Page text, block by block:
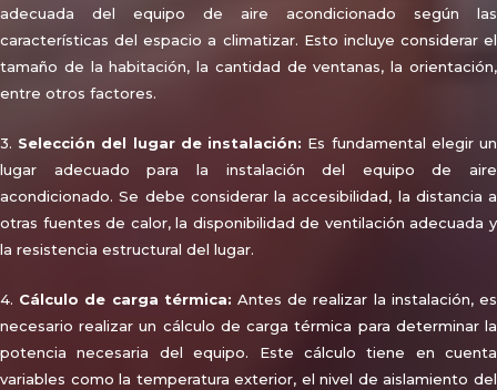
adecuada del equipo de aire acondicionado según las
características del espacio a climatizar. Esto incluye considerar el
tamaño de la habitación, la cantidad de ventanas, la orientación,
entre otros factores.
3. Selección del lugar de instalación: Es fundamental elegir un
lugar adecuado para la instalación del equipo de aire
acondicionado. Se debe considerar la accesibilidad, la distancia a
otras fuentes de calor, la disponibilidad de ventilación adecuada y
la resistencia estructural del lugar.
4. Cálculo de carga térmica: Antes de realizar la instalación, es
necesario realizar un cálculo de carga térmica para determinar la
potencia necesaria del equipo. Este cálculo tiene en cuenta
variables como la temperatura exterior, el nivel de aislamiento del